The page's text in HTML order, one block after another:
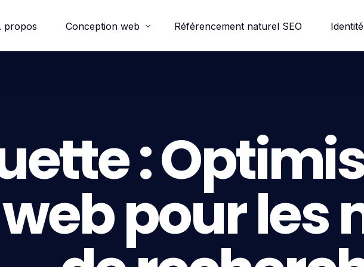
propos Conception web Référencement naturel SEO
:
pour les